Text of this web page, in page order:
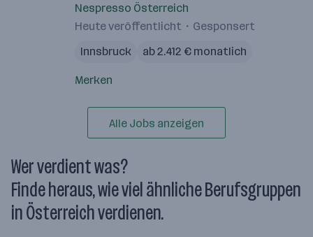
Nespresso Österreich
Heute veröffentlicht
Gesponsert
Innsbruck
ab 2.412 € monatlich
Merken
Alle Jobs anzeigen
Wer verdient was?
Finde heraus, wie viel ähnliche Berufsgruppen
in Österreich verdienen.